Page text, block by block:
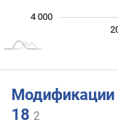
4 000
Модификации
18 2